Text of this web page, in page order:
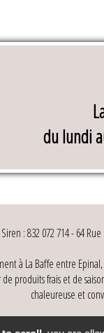
du lundi
Siren : 832 072 714 - 64 Rue
à La Baffe entre
produits frais et de
chaleureuse et